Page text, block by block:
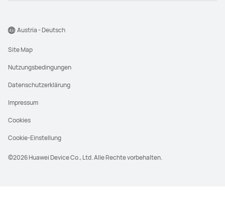
©2026 Huawei Device Co., Ltd. Alle Rechte vorbehalten.
Site Map
Nutzungsbedingungen
Datenschutzerklärung
Impressum
Cookies
Cookie-Einstellung
Austria - Deutsch